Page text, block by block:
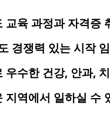
교육 과정과 자격증
경쟁력 있는 시작
우수한 건강, 안과,
지역에서 일하실 수